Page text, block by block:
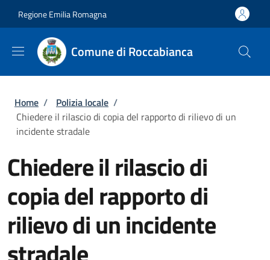
Regione Emilia Romagna
Comune di Roccabianca
Briciole di pane
Home / Polizia locale /
Chiedere il rilascio di copia del rapporto di rilievo di un
incidente stradale
Chiedere il rilascio di
copia del rapporto di
rilievo di un incidente